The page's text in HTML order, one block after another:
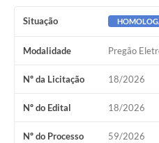
Situação
Modalidade Pregão
Nº da Licitação 18/2026
Nº do Edital 18/2026
Nº do Processo 59/2026